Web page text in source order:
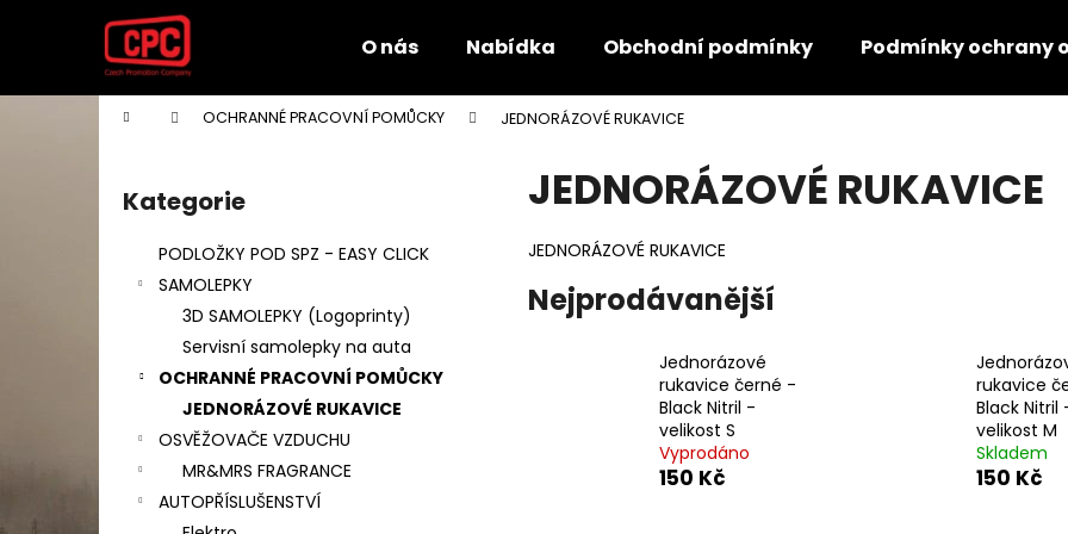
O nás Nabídka Obchodní podmínky Podmínky ochrany
Domů OCHRANNÉ PRACOVNÍ POMŮCKY JEDNORÁZOVÉ RUKAVICE
Přeskočit
kategorie
Kategorie
PODLOŽKY POD SPZ - EASY CLICK
SAMOLEPKY
3D SAMOLEPKY (Logoprinty)
Servisní samolepky na auta
OCHRANNÉ PRACOVNÍ POMŮCKY
JEDNORÁZOVÉ RUKAVICE
OSVĚŽOVAČE VZDUCHU
MR&MRS FRAGRANCE
AUTOPŘÍSLUŠENSTVÍ
JEDNORÁZOVÉ RUKAVICE
JEDNORÁZOVÉ RUKAVICE
Nejprodávanější
Jednorázové
rukavice černé -
Black Nitril -
velikost S
Vyprodáno
150 Kč
rukavice
Black Nitril
velikost M
Skladem
150 Kč
í
Zpět
do
Zpět
do
Co potřebujete najít?
Doporučujeme